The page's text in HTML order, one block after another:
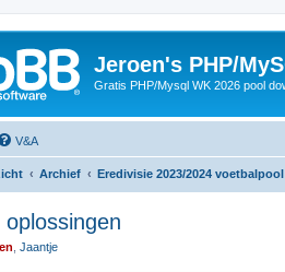
Jeroen's PHP/
Gratis PHP/Mysql WK 2026 pool
V&A
Archief Eredivisie 2023/2024 voetbalpool
Jaantje